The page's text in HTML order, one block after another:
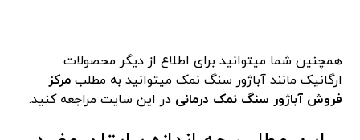
همچنین شما میتوانید برای اطلاع از دیگر محصولات
ارگانیک مانند آباژور سنگ نمک میتوانید به مطلبمرکز
فروش آباژور سنگ نمک درمانی در این سایت مراجعه کنید.